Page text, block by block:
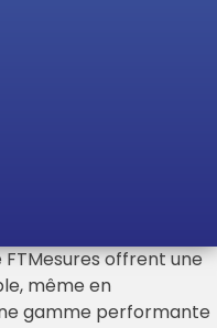
offrent une
même en
gamme performante